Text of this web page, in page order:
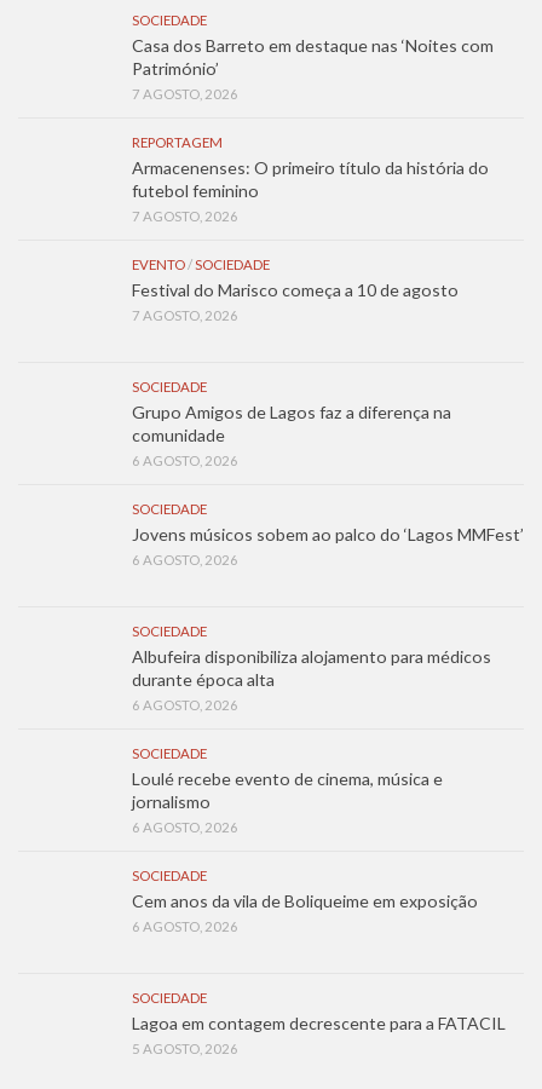
SOCIEDADE
Casa dos Barreto em destaque nas ‘Noites com
Património’
7 AGOSTO, 2026
REPORTAGEM
Armacenenses: O primeiro título da história do
futebol feminino
7 AGOSTO, 2026
EVENTO/SOCIEDADE
Festival do Marisco começa a 10 de agosto
7 AGOSTO, 2026
SOCIEDADE
Grupo Amigos de Lagos faz a diferença na
comunidade
6 AGOSTO, 2026
SOCIEDADE
Jovens músicos sobem ao palco do ‘Lagos MMFest’
6 AGOSTO, 2026
SOCIEDADE
Albufeira disponibiliza alojamento para médicos
durante época alta
6 AGOSTO, 2026
SOCIEDADE
Loulé recebe evento de cinema, música e
jornalismo
6 AGOSTO, 2026
SOCIEDADE
Cem anos da vila de Boliqueime em exposição
6 AGOSTO, 2026
SOCIEDADE
Lagoa em contagem decrescente para a FATACIL
5 AGOSTO, 2026